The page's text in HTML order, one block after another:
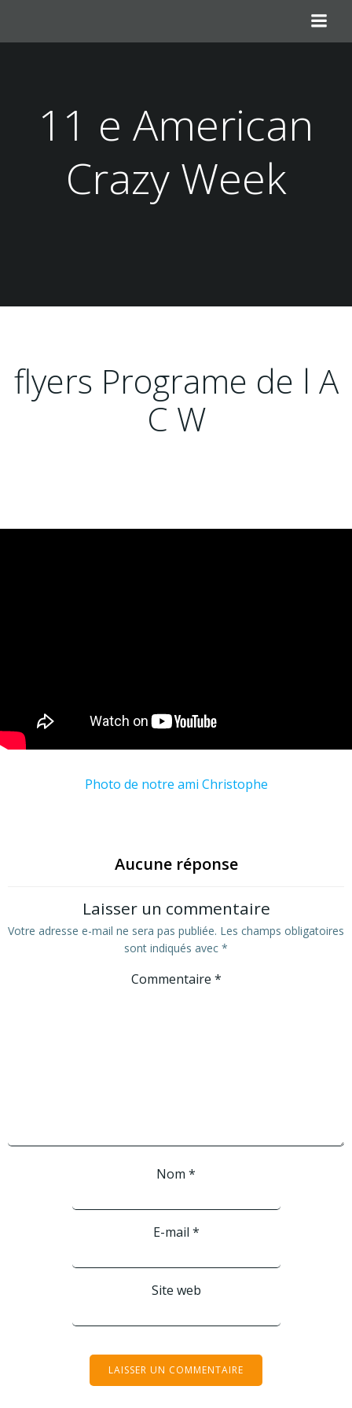
contenu
11 e American
Crazy Week
flyers Programe de l A
C W
Photo de notre ami Christophe
Aucune réponse
Laisser un commentaire
Votre adresse e-mail ne sera pas publiée. Les champs obligatoires
sont indiqués avec *
Commentaire *
Nom *
E-mail *
Site web